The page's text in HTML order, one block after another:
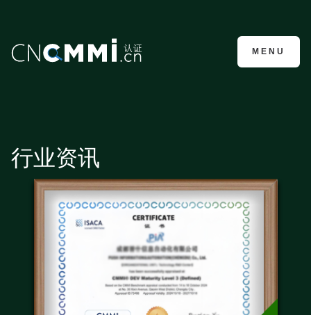
CMMI认证咨询
MENU
行业资讯